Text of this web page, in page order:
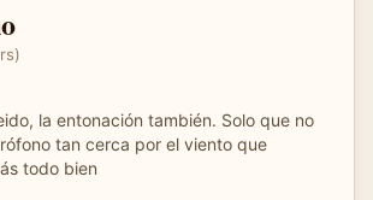
la entonación también. Solo que no
tan cerca por el viento que
todo bien